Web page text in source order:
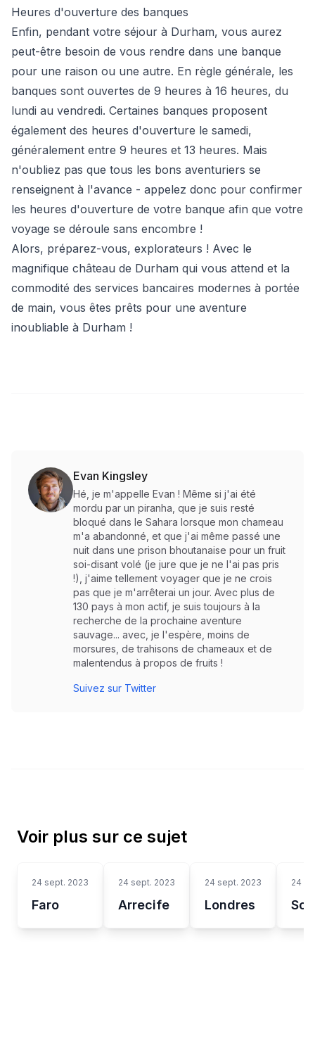
Heures d'ouverture des banques
Enfin, pendant votre séjour à Durham, vous aurez
peut-être besoin de vous rendre dans une banque
pour une raison ou une autre. En règle générale, les
banques sont ouvertes de 9 heures à 16 heures, du
lundi au vendredi. Certaines banques proposent
également des heures d'ouverture le samedi,
généralement entre 9 heures et 13 heures. Mais
n'oubliez pas que tous les bons aventuriers se
renseignent à l'avance - appelez donc pour confirmer
les heures d'ouverture de votre banque afin que votre
voyage se déroule sans encombre !
Alors, préparez-vous, explorateurs ! Avec le
magnifique château de Durham qui vous attend et la
commodité des services bancaires modernes à portée
de main, vous êtes prêts pour une aventure
inoubliable à Durham !
Evan Kingsley
Hé, je m'appelle Evan ! Même si j'ai été
mordu par un piranha, que je suis resté
bloqué dans le Sahara lorsque mon chameau
m'a abandonné, et que j'ai même passé une
nuit dans une prison bhoutanaise pour un fruit
soi-disant volé (je jure que je ne l'ai pas pris
!), j'aime tellement voyager que je ne crois
pas que je m'arrêterai un jour. Avec plus de
130 pays à mon actif, je suis toujours à la
recherche de la prochaine aventure
sauvage... avec, je l'espère, moins de
morsures, de trahisons de chameaux et de
malentendus à propos de fruits !
Suivez sur Twitter
Voir plus sur ce sujet
24 sept. 2023
Faro
24 sept. 2023
Arrecife
24 sept. 2023
Londres
24